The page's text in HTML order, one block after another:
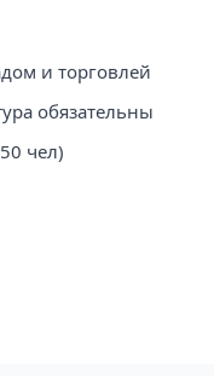
и торговлей
обязательны
чел)